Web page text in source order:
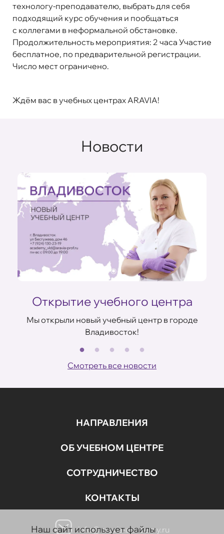
технологу-преподавателю, выбрать для себя
подходящий курс обучения и пообщаться
с коллегами в неформальной обстановке.
Продолжительность мероприятия: 2 часа Участие
бесплатное, по предварительной регистрации.
Число мест ограничено.
Ждём вас в учебных центрах ARAVIA!
Новости
Открытие учебного центра
Мы открыли новый учебный центр в городе
Владивосток!
Смотреть все новости
НАПРАВЛЕНИЯ
ОБ УЧЕБНОМ ЦЕНТРЕ
СОТРУДНИЧЕСТВО
КОНТАКТЫ
info@aravia-academy.ru
Наш сайт использует файлы